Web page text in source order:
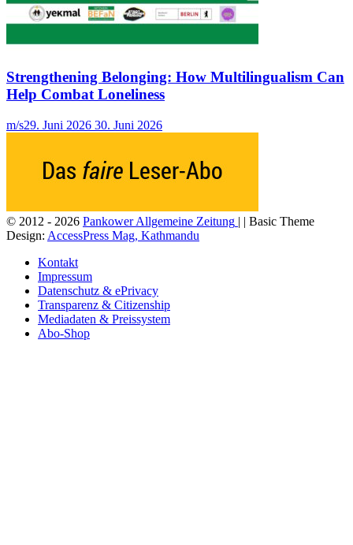
Strengthening Belonging: How Multilingualism Can
Help Combat Loneliness
m/s29. Juni 2026 30. Juni 2026
© 2012 - 2026 Pankower Allgemeine Zeitung | | Basic Theme
Design: AccessPress Mag, Kathmandu
Kontakt
Impressum
Datenschutz & ePrivacy
Transparenz & Citizenship
Mediadaten & Preissystem
Abo-Shop